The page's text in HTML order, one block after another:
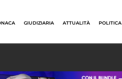
GIUDIZIARIA ATTUALITÀ POLITICA